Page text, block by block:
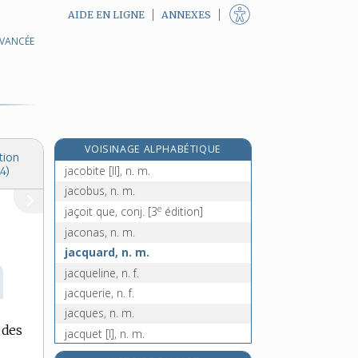
AIDE EN LIGNE ANNEXES
VOISINAGE ALPHABÉTIQUE
jacobite [I], n.
jacobite [II], n. m.
jacobus, n. m.
jaçoit que, conj. [3e édition]
jaconas, n. m.
jacquard, n. m.
jacqueline, n. f.
jacquerie, n. f.
jacques, n. m.
jacquet [I], n. m.
jacquet [II], n. m.